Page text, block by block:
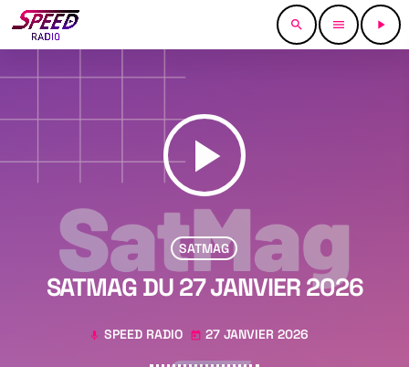
search menu play_arrow
play_arrow
SATMAG
SATMAG DU 27 JANVIER 2026
mic SPEED RADIO today 27 JANVIER 2026